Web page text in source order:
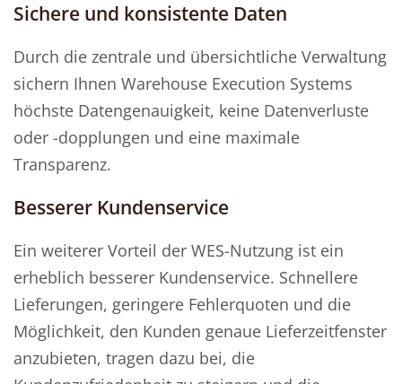
Sichere und konsistente Daten
Durch die zentrale und übersichtliche Verwaltung
sichern Ihnen Warehouse Execution Systems
höchste Datengenauigkeit, keine Datenverluste
oder -dopplungen und eine maximale
Transparenz.
Besserer Kundenservice
Ein weiterer Vorteil der WES-Nutzung ist ein
erheblich besserer Kundenservice. Schnellere
Lieferungen, geringere Fehlerquoten und die
Möglichkeit, den Kunden genaue Lieferzeitfenster
anzubieten, tragen dazu bei, die